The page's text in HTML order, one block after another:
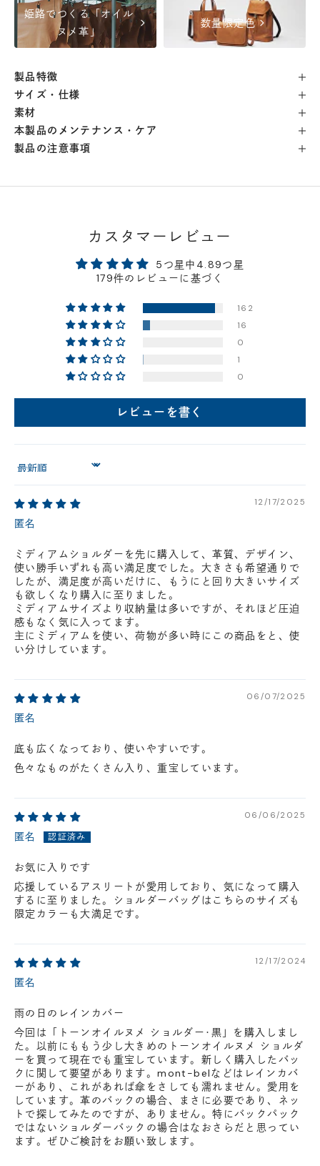
横浜店 - 在庫 - △
軽井澤工房店
名古屋店
神戸店- 在庫 -
- 在庫 -△
- 在庫 -×
店舗に在庫がある場合、お支払金額が合計300,000
円(税込)以下の場合、代引きでのご配送も可能です。
新製品については販売開始日より取扱いとなります。
在庫状況について
ざいます。
※在庫状況は随時変動しているため、ご来店時に売り切れの場合がござ
最新の在庫状況については、ご利用店舗に直接お問い
合わせください。店舗一覧はこちら
姫路でつくる「オイル
ヌメ革」
chevron_right 数量限定色chevron_right
製品特徴
サイズ・仕様
素材
本製品のメンテナンス・ケア
製品の注意事項
カスタマーレビュー
5つ星中4.89つ星
179件のレビューに基づく
162
16
0
1
0
レビューを書く
Sort by
12/17/2025
匿名
ミディアムショルダーを先に購入して、革質、デザイン、
使い勝手いずれも高い満足度でした。大きさも希望通りで
したが、満足度が高いだけに、もうにと回り大きいサイズ
も欲しくなり購入に至りました。
ミディアムサイズより収納量は多いですが、それほど圧迫
感もなく気に入ってます。
主にミディアムを使い、荷物が多い時にこの商品をと、使
い分けしています。
06/07/2025
匿名
底も広くなっており、使いやすいです。
色々なものがたくさん入り、重宝しています。
06/06/2025
匿名
お気に入りです
応援しているアスリートが愛用しており、気になって購入
するに至りました。ショルダーバッグはこちらのサイズも
限定カラーも大満足です。
12/17/2024
匿名
雨の日のレインカバー
今回は「トーンオイルヌメ ショルダー･黒」を購入しまし
た。以前にももう少し大きめのトーンオイルヌメ ショルダ
ーを買って現在でも重宝しています。新しく購入したバッ
クに関して要望があります。mont-belなどはレインカバ
ーがあり、これがあれば傘をさしても濡れません。愛用を
しています。革のバックの場合、まさに必要であり、ネッ
トで探してみたのですが、ありません。特にバックパック
ではないショルダーバックの場合はなおさらだと思ってい
ます。ぜひご検討をお願い致します。